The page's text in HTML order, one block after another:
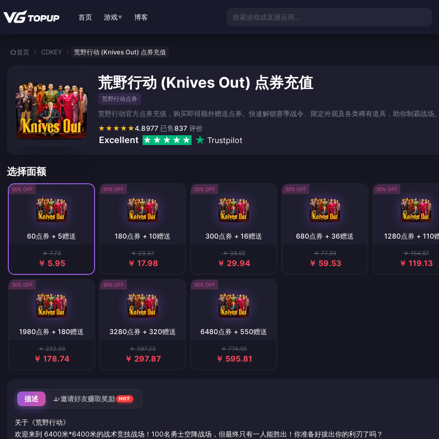
首页 游戏▼ 博客 搜索游戏或直播应用...
首页 CDKEY 荒野行动 (Knives Out) 点券充值
荒野行动 (Knives Out) 点券充值
荒野行动点券
荒野行动官方点券充值，购买即得额外赠送点券。快速解锁赛季战令、限定外观及各类稀有道具，助你制霸战场
★★★★★4.8 837 评价
977 已售
Excellent Trustpilot
选择面额
30% OFF
60点券 + 5赠送
￥ 7.73
￥ 5.95
30% OFF
180点券 + 10赠送
￥ 23.37
￥ 17.98
30% OFF
300点券 + 16赠送
￥ 38.92
￥ 29.94
30% OFF
680点券 + 36赠送
￥ 77.39
￥ 59.53
30% OFF
1280点券 + 110
￥ 154.87
￥ 119.13
30% OFF
1980点券 + 180赠送
￥ 232.36
￥ 178.74
30% OFF
3280点券 + 320赠送
￥ 387.23
￥ 297.87
30% OFF
6480点券 + 550赠送
￥ 774.55
￥ 595.81
描述 邀请好友赚取奖励 HOT
关于《荒野行动》
欢迎来到 6400米*6400米的战术竞技战场！100名勇士空降战场，但最终只有一人能胜出！你准备好拔出你的利刃了吗？